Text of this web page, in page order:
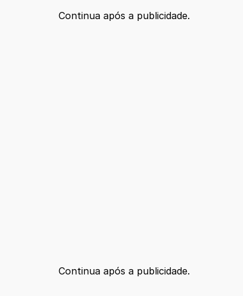
Continua após a publicidade.
Continua após a publicidade.